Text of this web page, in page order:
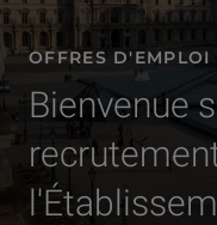
OFFRES D'EMPLOI
Bienvenue